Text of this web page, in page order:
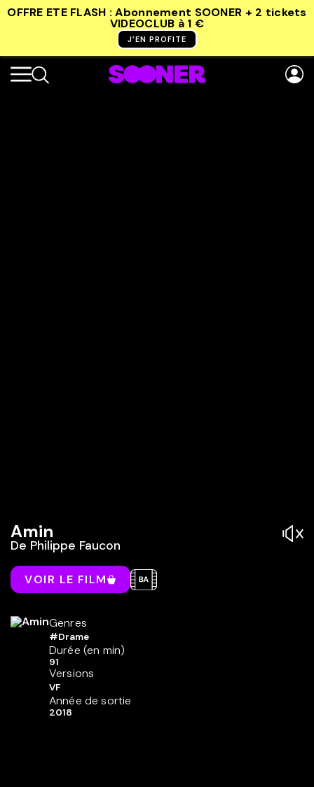
OFFRE ETE FLASH : Abonnement SOONER + 2 tickets
VIDEOCLUB à 1 €
J’EN PROFITE
Amin
De Philippe Faucon
VOIR LE FILM
Genres
#Drame
Durée (en min)
91
Versions
VF
Année de sortie
2018